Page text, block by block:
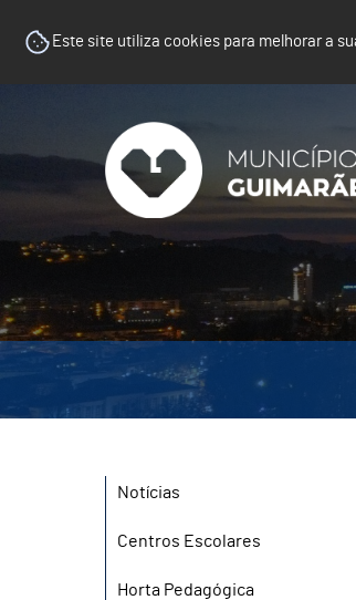
Este site utiliza cookies para melhorar a
Notícias
Centros Escolares
Horta Pedagógica